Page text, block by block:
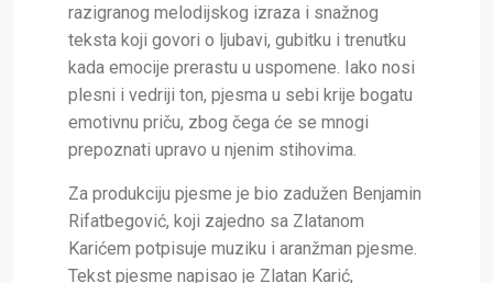
razigranog melodijskog izraza i snažnog
teksta koji govori o ljubavi, gubitku i trenutku
kada emocije prerastu u uspomene. Iako nosi
plesni i vedriji ton, pjesma u sebi krije bogatu
emotivnu priču, zbog čega će se mnogi
prepoznati upravo u njenim stihovima.
Za produkciju pjesme je bio zadužen Benjamin
Rifatbegović, koji zajedno sa Zlatanom
Karićem potpisuje muziku i aranžman pjesme.
Tekst pjesme napisao je Zlatan Karić,